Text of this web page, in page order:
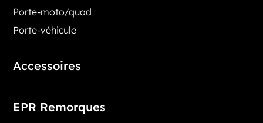
Porte-moto/quad
Porte-véhicule
Accessoires
EPR Remorques